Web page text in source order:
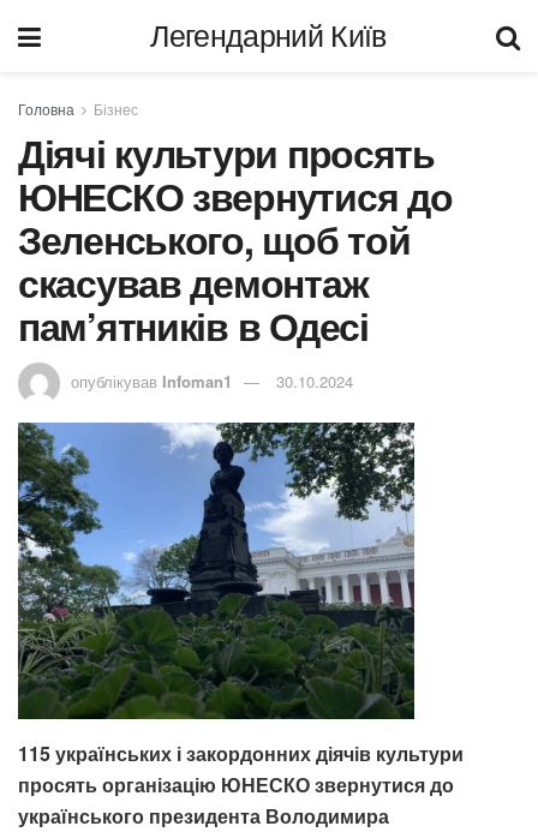
Легендарний Київ
Головна Бізнес
Діячі культури просять
ЮНЕСКО звернутися до
Зеленського, щоб той
скасував демонтаж
пам’ятників в Одесі
опублікував Infoman1 30.10.2024
115 українських і закордонних діячів культури
просять організацію ЮНЕСКО звернутися до
українського президента Володимира